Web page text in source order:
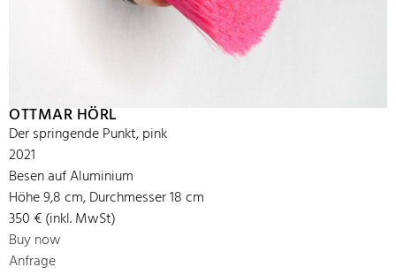
OTTMAR HÖRL
Der springende Punkt, pink
2021
Besen auf Aluminium
Höhe 9,8 cm, Durchmesser 18 cm
350 € (inkl. MwSt)
Buy now
Anfrage